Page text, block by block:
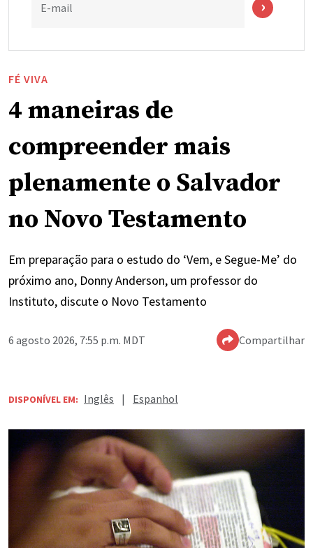
E-mail
FÉ VIVA
4 maneiras de
compreender mais
plenamente o Salvador
no Novo Testamento
Em preparação para o estudo do ‘Vem, e Segue-Me’ do
próximo ano, Donny Anderson, um professor do
Instituto, discute o Novo Testamento
6 agosto 2026, 7:55 p.m. MDT Compartilhar
DISPONÍVEL EM: Inglês | Espanhol